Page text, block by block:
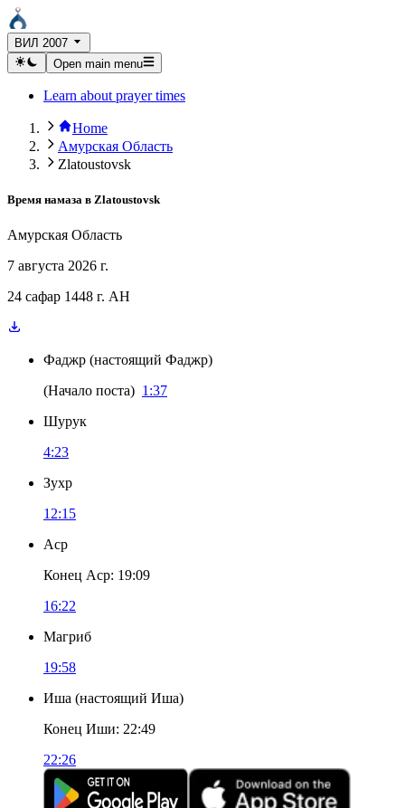
ВИЛ 2007
Open main menu
Learn about prayer times
Home
Амурская Область
Zlatoustovsk
Время намаза в Zlatoustovsk
Амурская Область
7 августа 2026 г.
24 сафар 1448 г. AH
Фаджр (настоящий Фаджр)
(Начало поста) 1:37
Шурук
4:23
Зухр
12:15
Аср
Конец Аср: 19:09
16:22
Магриб
19:58
Иша (настоящий Иша)
Конец Иши: 22:49
22:26